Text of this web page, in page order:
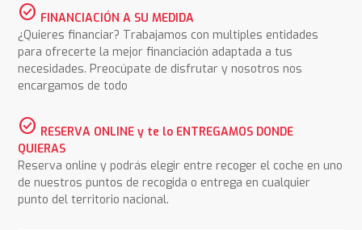
check_circle FINANCIACIÓN A SU MEDIDA
¿Quieres financiar? Trabajamos con multiples entidades
para ofrecerte la mejor financiación adaptada a tus
necesidades. Preocúpate de disfrutar y nosotros nos
encargamos de todo
check_circle RESERVA ONLINE y te lo ENTREGAMOS DONDE
QUIERAS
Reserva online y podrás elegir entre recoger el coche en uno
de nuestros puntos de recogida o entrega en cualquier
punto del territorio nacional.